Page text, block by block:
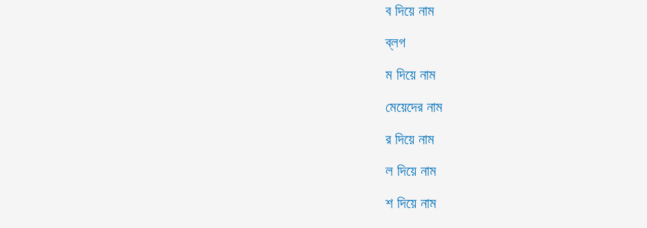
ব দিয়ে নাম
ব্লগ
ম দিয়ে নাম
মেয়েদের নাম
র দিয়ে নাম
ল দিয়ে নাম
শ দিয়ে নাম